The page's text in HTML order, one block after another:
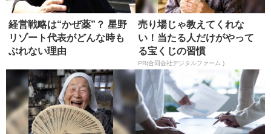
経営戦略は“かぜ薬”？ 星野
リゾート代表がどんな時も
ぶれない理由
売り場じゃ教えてくれな
い！当たる人だけがやって
る宝くじの習慣
PR(合同会社デジタルファーム )